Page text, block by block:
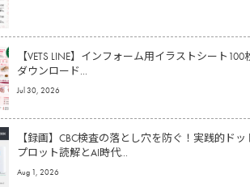
【VETS LINE】インフォーム用イラストシート100
ダウンロード...
Jul 30, 2026
【録画】CBC検査の落とし穴を防ぐ！実践的ドッ
プロット読解とAI時代...
Aug 1, 2026